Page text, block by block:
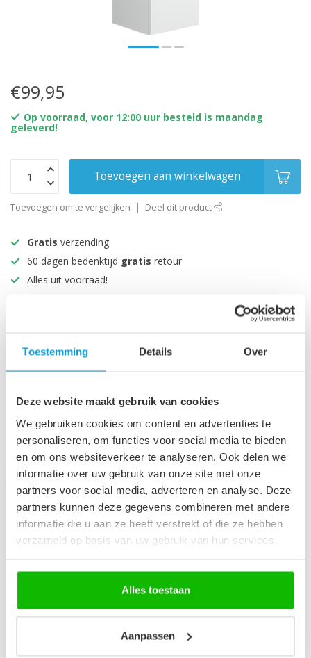
Toestemming Details Over
Deze website maakt gebruik van cookies
We gebruiken cookies om content en advertenties te
personaliseren, om functies voor social media te bieden
en om ons websiteverkeer te analyseren. Ook delen we
informatie over uw gebruik van onze site met onze
partners voor social media, adverteren en analyse. Deze
partners kunnen deze gegevens combineren met andere
informatie die u aan ze heeft verstrekt of die ze hebben
verzameld op basis van uw gebruik van hun services.
Alles toestaan
Aanpassen
€99,95
Op voorraad, voor 12:00 uur besteld is maandag
geleverd!
Toevoegen aan winkelwagen
Toevoegen om te vergelijken Deel dit product
Gratis verzending
60 dagen bedenktijd gratis retour
Alles uit voorraad!
Productomschrijving
Recent bekeken